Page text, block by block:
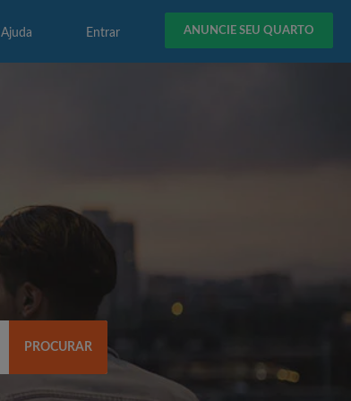
ANUNCIE SEU QUARTO
Entrar
Ajuda
PROCURAR